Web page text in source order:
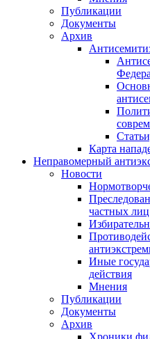
Публикации
Документы
Архив
Карта
Неправомерный
Новости
частных лиц
Иные
действия
Мнения
Публикации
Документы
Архив